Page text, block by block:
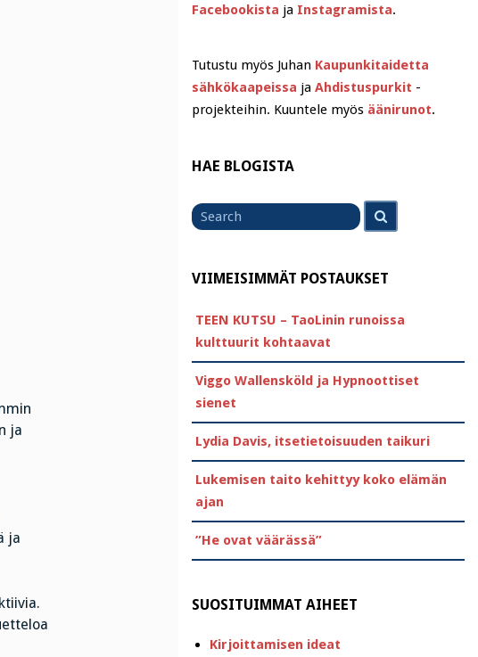
ja
ja
Facebookista ja Instagramista.
Tutustu myös Juhan Kaupunkitaidetta
sähkökaapeissa ja Ahdistuspurkit -
projekteihin. Kuuntele myös äänirunot.
HAE BLOGISTA
for
VIIMEISIMMÄT POSTAUKSET
TEEN KUTSU – TaoLinin runoissa
kulttuurit kohtaavat
Viggo Wallensköld ja Hypnoottiset
sienet
Lydia Davis, itsetietoisuuden taikuri
Lukemisen taito kehittyy koko elämän
ajan
”He ovat väärässä”
SUOSITUIMMAT AIHEET
Kirjoittamisen ideat